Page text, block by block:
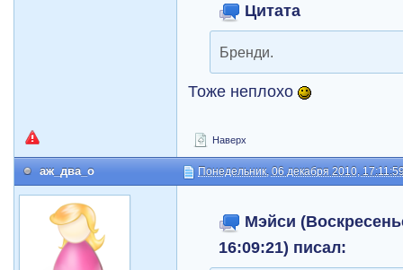
Цитата
Бренди.
Тоже неплохо
Наверх
аж_два_о Понедельник, 06 декабря 2010,
Мэйси
16:09:21) писал: